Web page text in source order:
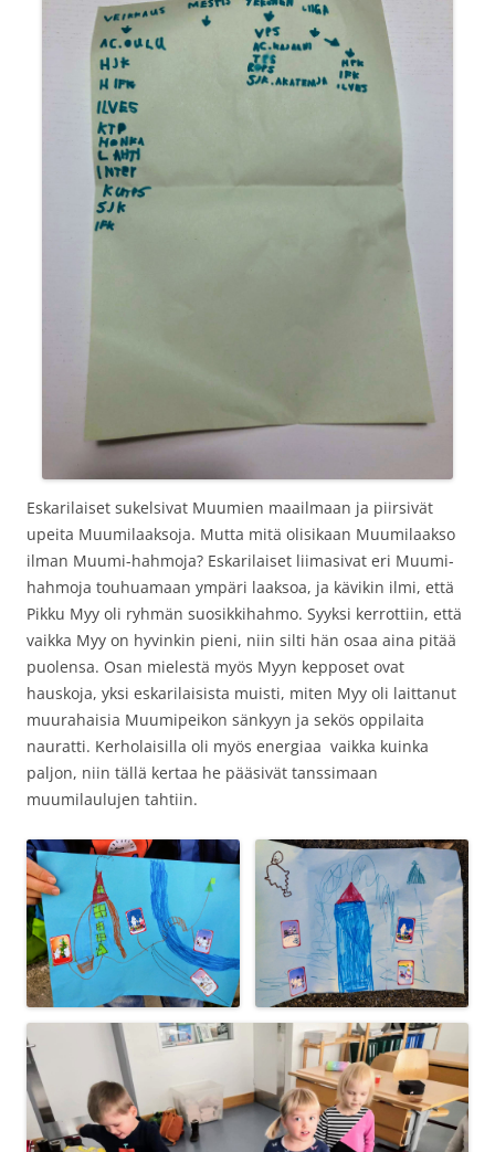
Eskarilaiset sukelsivat Muumien maailmaan ja piirsivät
upeita Muumilaaksoja. Mutta mitä olisikaan Muumilaakso
ilman Muumi-hahmoja? Eskarilaiset liimasivat eri Muumi-
hahmoja touhuamaan ympäri laaksoa, ja kävikin ilmi, että
Pikku Myy oli ryhmän suosikkihahmo. Syyksi kerrottiin, että
vaikka Myy on hyvinkin pieni, niin silti hän osaa aina pitää
puolensa. Osan mielestä myös Myyn kepposet ovat
hauskoja, yksi eskarilaisista muisti, miten Myy oli laittanut
muurahaisia Muumipeikon sänkyyn ja sekös oppilaita
nauratti. Kerholaisilla oli myös energiaa vaikka kuinka
paljon, niin tällä kertaa he pääsivät tanssimaan
muumilaulujen tahtiin.